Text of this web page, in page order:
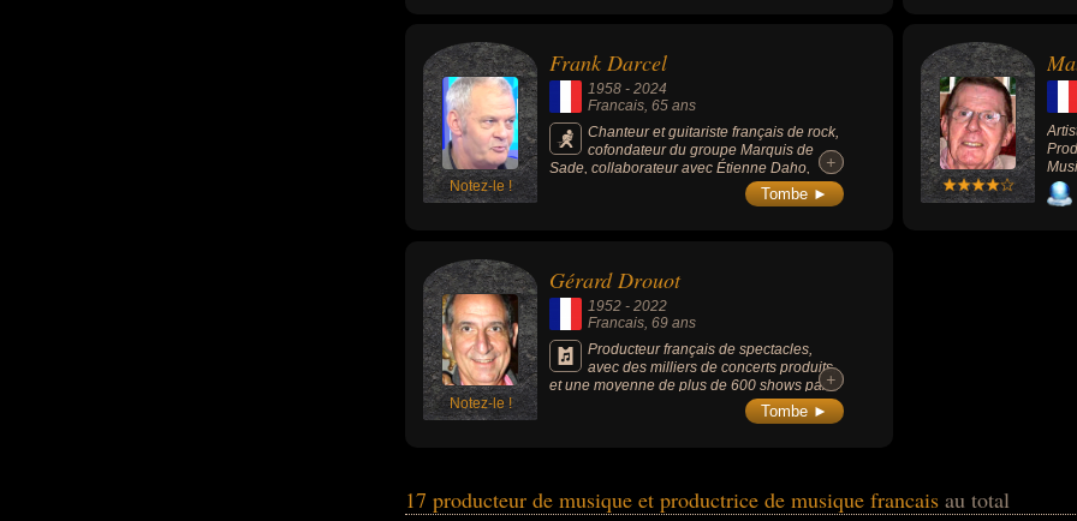
Notez-le !
Frank Darcel
1958 - 2024
Francais, 65 ans
Chanteur et guitariste français de rock,
cofondateur du groupe Marquis de
Sade, collaborateur avec Étienne Daho,
militant nationaliste et séparatiste breton.
+
+
Tombe ►
Notez-le !
Gérard Drouot
1952 - 2022
Francais , 69 ans
Producteur français de spectacles,
avec des milliers de concerts produits,
et une moyenne de plus de 600 shows par
an, il est l'un des acteurs majeurs de la
production musicale en France. Il a produit
+
+
Tombe ►
17 producteur de musique et productrice de musique francais au total